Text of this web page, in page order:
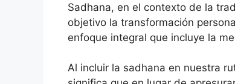
Sadhana, en el contexto de la
objetivo la transformación
enfoque integral que incluye la
Al incluir la sadhana en nuestra